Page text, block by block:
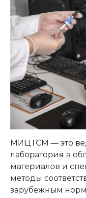
МИЦ ГСМ — это
лаборатория в
материалов и
методы
зарубежным